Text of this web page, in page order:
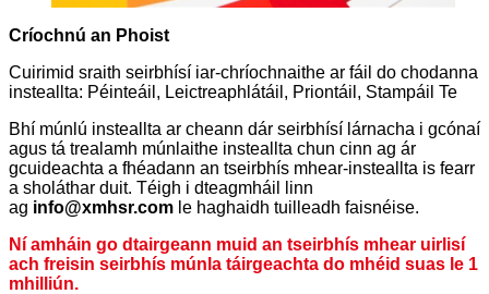
Críochnú an Phoist
Cuirimid sraith seirbhísí iar-chríochnaithe ar fáil do chodanna
insteallta: Péinteáil, Leictreaphlátáil, Priontáil, Stampáil Te
Bhí múnlú insteallta ar cheann dár seirbhísí lárnacha i gcónaí
agus tá trealamh múnlaithe insteallta chun cinn ag ár
gcuideachta a fhéadann an tseirbhís mhear-insteallta is fearr
a sholáthar duit. Téigh i dteagmháil linn
ag info@xmhsr.com le haghaidh tuilleadh faisnéise.
Ní amháin go dtairgeann muid an tseirbhís mhear uirlisí
ach freisin seirbhís múnla táirgeachta do mhéid suas le 1
mhilliún.